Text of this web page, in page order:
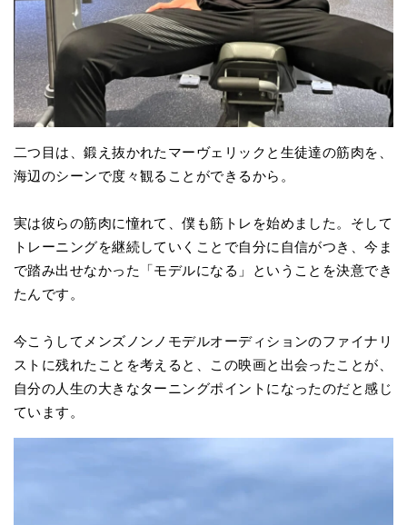
二つ目は、鍛え抜かれたマーヴェリックと生徒達の筋肉を、
海辺のシーンで度々観ることができるから。
実は彼らの筋肉に憧れて、僕も筋トレを始めました。そして
トレーニングを継続していくことで自分に自信がつき、今ま
で踏み出せなかった「モデルになる」ということを決意でき
たんです。
今こうしてメンズノンノモデルオーディションのファイナリ
ストに残れたことを考えると、この映画と出会ったことが、
自分の人生の大きなターニングポイントになったのだと感じ
ています。